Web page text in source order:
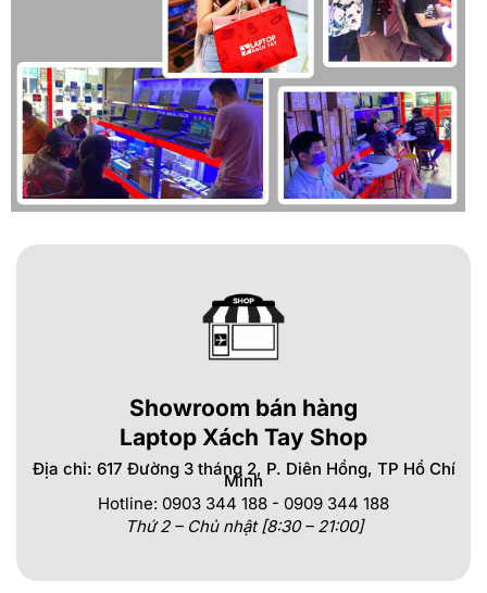
Showroom bán hàng
Laptop Xách Tay Shop
Địa chỉ: 617 Đường 3 tháng 2, P. Diên Hồng, TP Hồ Chí
Minh
Hotline: 0903 344 188 - 0909 344 188
Thứ 2 – Chủ nhật [8:30 – 21:00]